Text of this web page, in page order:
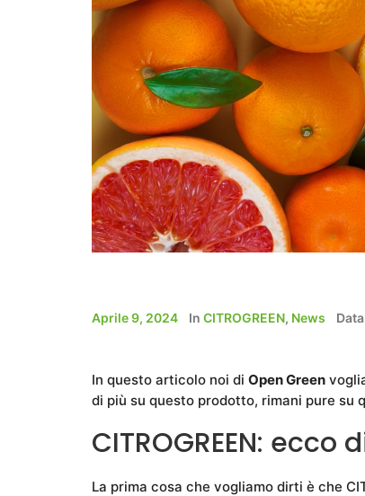
Aprile 9, 2024 In CITROGREEN, News Data
In questo articolo noi di Open Green
di più su questo prodotto, rimani pure su
CITROGREEN:
La prima cosa che vogliamo dirti è che